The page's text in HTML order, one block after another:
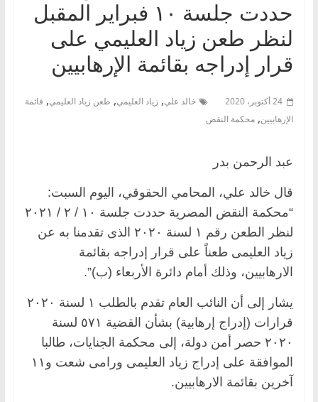
حددت جلسة ١٠ فبراير المقبل
لنظر طعن زياد العليمي على
قرار إدراجه بقائمة الإرهابيين
24 أكتوبر، 2020 خالد علي, زياد العليمي, طعن زياد العليمي, قائمة
الإرهابيين, محكمة النقض
عبد الرحمن بدر
قال خالد علي، المحامي الحقوقي، اليوم السبت:
“محكمة النقض المصرية حددت جلسة ١٠ / ٢ / ٢٠٢١
لنظر الطعن رقم ١ لسنة ٢٠٢٠ الذى تقدمنا به عن
زياد العليمى طعناً على قرار إدراجه بقائمة
الارهابيين، وذلك أمام دائرة الأربعاء (ب)”.
يشار إلى أن النائب العام تقدم بالطلب ١ لسنة ٢٠٢٠
قرارات (إدراج إرهابية) بشأن القضية ٥٧١ لسنة
٢٠٢٠ حصر أمن دولة، إلى محكمة الجنايات، طالبا
الموافقة على إدراج زياد العليمى ورامى شعت و١١
آخرين بقائمة الارهابيين.